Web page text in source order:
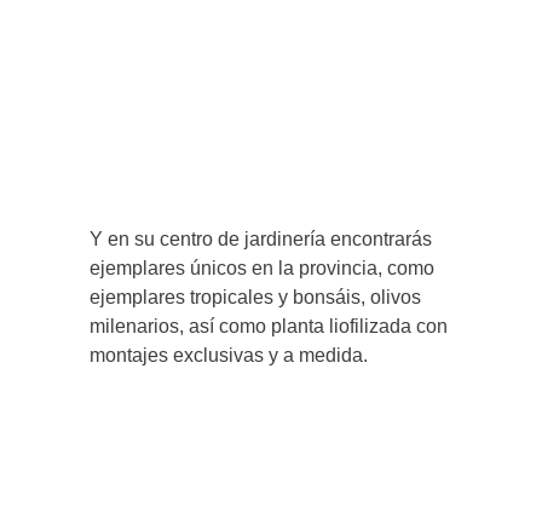
Y en su centro de jardinería encontrarás
ejemplares únicos en la provincia, como
ejemplares tropicales y bonsáis, olivos
milenarios, así como planta liofilizada con
montajes exclusivas y a medida.